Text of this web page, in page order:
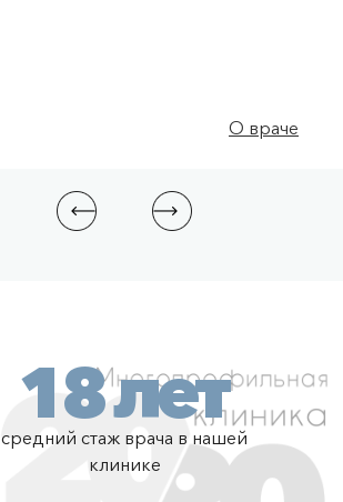
О враче
18 лет
средний стаж врача в нашей
клинике